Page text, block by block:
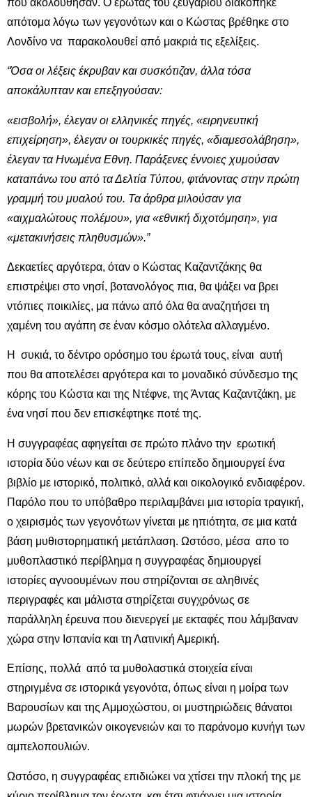
απότομα λόγω των γεγονότων και ο Κώστας βρέθηκε στο
Λονδίνο να παρακολουθεί από μακριά τις εξελίξεις.
“Όσα οι λέξεις έκρυβαν και συσκότιζαν, άλλα τόσα
αποκάλυπταν και επεξηγούσαν:
«εισβολή», έλεγαν οι ελληνικές πηγές, «ειρηνευτική
επιχείρηση», έλεγαν οι τουρκικές πηγές, «διαμεσολάβηση»,
έλεγαν τα Ηνωμένα Εθνη. Παράξενες έννοιες χυμούσαν
καταπάνω του από τα Δελτία Τύπου, φτάνοντας στην πρώτη
γραμμή του μυαλού του. Τα άρθρα μιλούσαν για
«αιχμαλώτους πολέμου», για «εθνική διχοτόμηση», για
«μετακινήσεις πληθυσμών».”
Δεκαετίες αργότερα, όταν ο Κώστας Καζαντζάκης θα
επιστρέψει στο νησί, βοτανολόγος πια, θα ψάξει να βρει
ντόπιες ποικιλίες, μα πάνω από όλα θα αναζητήσει τη
χαμένη του αγάπη σε έναν κόσμο ολότελα αλλαγμένο.
Η συκιά, το δέντρο ορόσημο του έρωτά τους, είναι αυτή
που θα αποτελέσει αργότερα και το μοναδικό σύνδεσμο της
κόρης του Κώστα και της Ντέφνε, της Άντας Καζαντζάκη, με
ένα νησί που δεν επισκέφτηκε ποτέ της.
Η συγγραφέας αφηγείται σε πρώτο πλάνο την ερωτική
ιστορία δύο νέων και σε δεύτερο επίπεδο δημιουργεί ένα
βιβλίο με ιστορικό, πολιτικό, αλλά και οικολογικό ενδιαφέρον.
Παρόλο που το υπόβαθρο περιλαμβάνει μια ιστορία τραγική,
ο χειρισμός των γεγονότων γίνεται με ηπιότητα, σε μια κατά
βάση μυθιστορηματική μετάπλαση. Ωστόσο, μέσα απο το
μυθοπλαστικό περίβλημα η συγγραφέας δημιουργεί
ιστορίες αγνοουμένων που στηρίζονται σε αληθινές
περιγραφές και μάλιστα στηρίζεται συγχρόνως σε
παράλληλη έρευνα που διενεργεί με εκταφές που λάμβαναν
χώρα στην Ισπανία και τη Λατινική Αμερική.
Επίσης, πολλά από τα μυθολαστικά στοιχεία είναι
στηριγμένα σε ιστορικά γεγονότα, όπως είναι η μοίρα των
Βαρουσίων και της Αμμοχώστου, οι μυστηριώδεις θάνατοι
μωρών βρετανικών οικογενειών και το παράνομο κυνήγι των
αμπελοπουλιών.
Ωστόσο, η συγγραφέας επιδιώκει να χτίσει την πλοκή της με